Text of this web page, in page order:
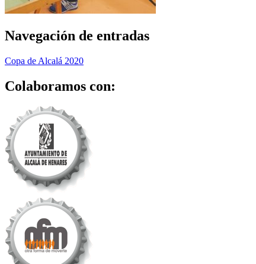
Navegación de entradas
Copa de Alcalá 2020
Colaboramos con: